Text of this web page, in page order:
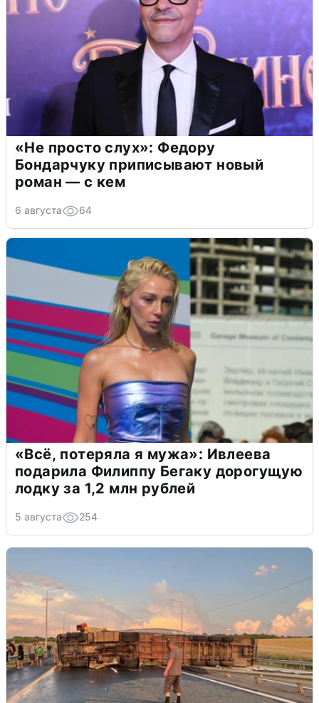
«Не просто слух»: Федору
Бондарчуку приписывают новый
роман — с кем
6 августа 64
«Всё, потеряла я мужа»: Ивлеева
подарила Филиппу Бегаку дорогущую
лодку за 1,2 млн рублей
5 августа 254